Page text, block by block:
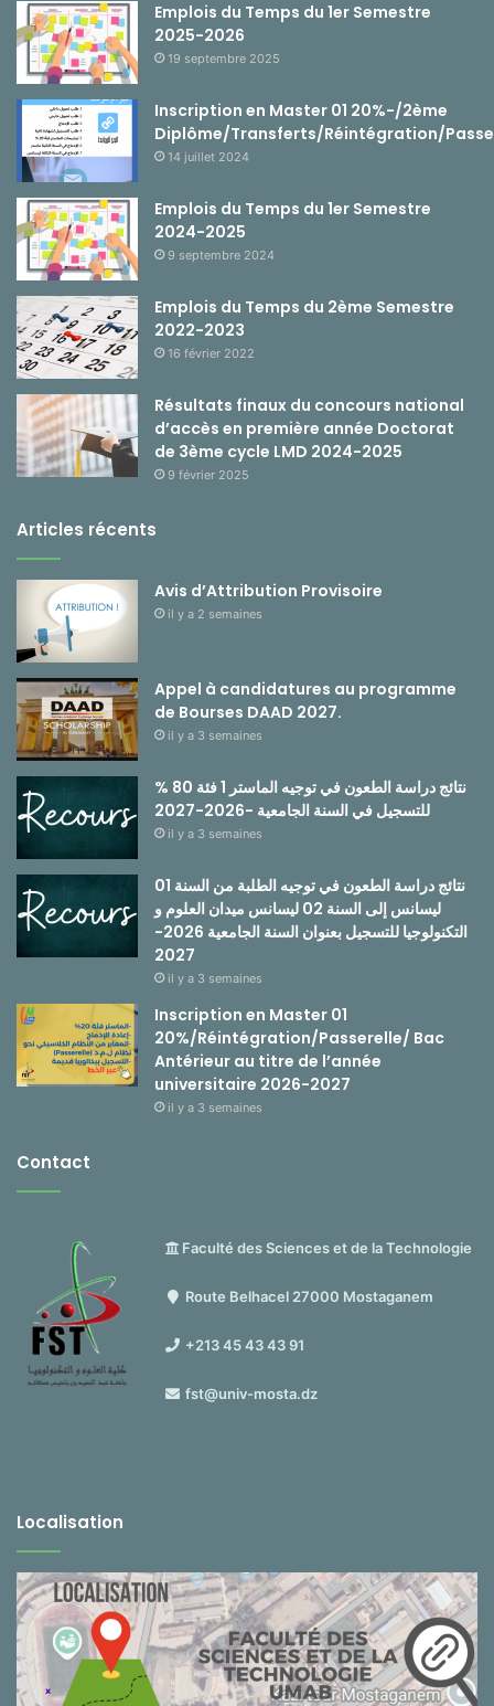
Emplois du Temps du 1er Semestre
2025-2026
19 septembre 2025
Inscription en Master 01 20%-/2ème
Diplôme/Transferts/Réintégration/
14 juillet 2024
Emplois du Temps du 1er Semestre
2024-2025
9 septembre 2024
Emplois du Temps du 2ème Semestre
2022-2023
16 février 2022
Résultats finaux du concours national
d’accès en première année Doctorat
de 3ème cycle LMD 2024-2025
9 février 2025
Articles récents
Avis d’Attribution Provisoire
il y a 2 semaines
Appel à candidatures au programme
de Bourses DAAD 2027.
il y a 3 semaines
نتائج دراسة الطعون في توجيه الماستر 1 فئة 80 %
للتسجيل في السنة الجامعية -2026-2027
il y a 3 semaines
نتائج دراسة الطعون في توجيه الطلبة من السنة 01
ليسانس إلى السنة 02 ليسانس ميدان العلوم و
التكنولوجيا للتسجيل بعنوان السنة الجامعية 2026-
2027
il y a 3 semaines
Inscription en Master 01
20%/Réintégration/Passerelle/ Bac
Antérieur au titre de l’année
universitaire 2026-2027
il y a 3 semaines
Contact
Faculté des Sciences et de la Technologie
Route Belhacel 27000 Mostaganem
+213 45 43 43 91
fst@univ-mosta.dz
Localisation